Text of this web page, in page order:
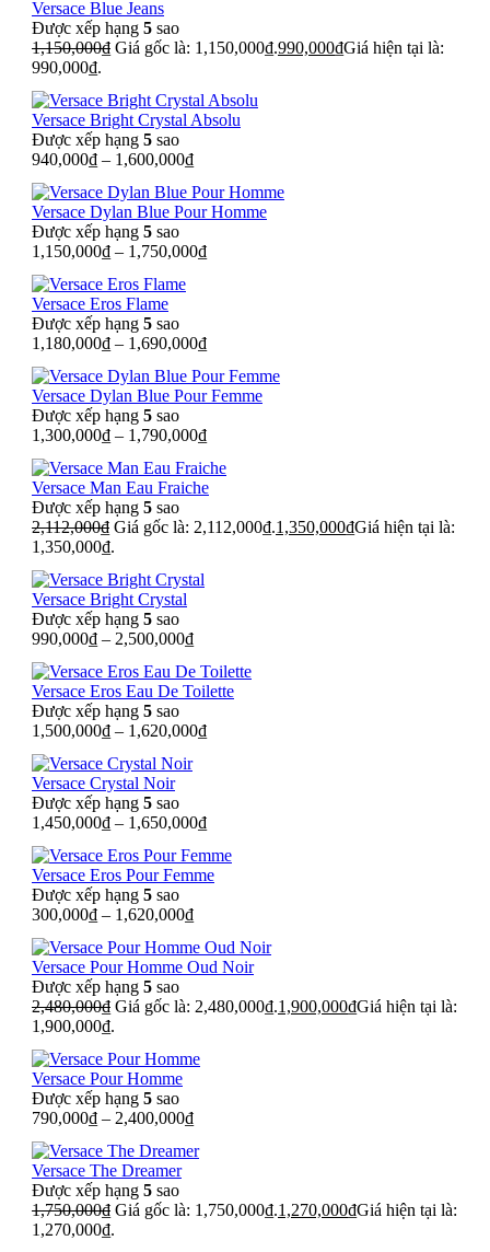
Versace Blue Jeans
Được xếp hạng 5 sao
1,150,000₫ Giá gốc là: 1,150,000₫.990,000₫Giá hiện tại là:
990,000₫.
Versace Bright Crystal Absolu
Được xếp hạng 5 sao
940,000₫ – 1,600,000₫
Versace Dylan Blue Pour Homme
Được xếp hạng 5 sao
1,150,000₫ – 1,750,000₫
Versace Eros Flame
Được xếp hạng 5 sao
1,180,000₫ – 1,690,000₫
Versace Dylan Blue Pour Femme
Được xếp hạng 5 sao
1,300,000₫ – 1,790,000₫
Versace Man Eau Fraiche
Được xếp hạng 5 sao
2,112,000₫ Giá gốc là: 2,112,000₫.1,350,000₫Giá hiện tại là:
1,350,000₫.
Versace Bright Crystal
Được xếp hạng 5 sao
990,000₫ – 2,500,000₫
Versace Eros Eau De Toilette
Được xếp hạng 5 sao
1,500,000₫ – 1,620,000₫
Versace Crystal Noir
Được xếp hạng 5 sao
1,450,000₫ – 1,650,000₫
Versace Eros Pour Femme
Được xếp hạng 5 sao
300,000₫ – 1,620,000₫
Versace Pour Homme Oud Noir
Được xếp hạng 5 sao
2,480,000₫ Giá gốc là: 2,480,000₫.1,900,000₫Giá hiện tại là:
1,900,000₫.
Versace Pour Homme
Được xếp hạng 5 sao
790,000₫ – 2,400,000₫
Versace The Dreamer
Được xếp hạng 5 sao
1,750,000₫ Giá gốc là: 1,750,000₫.1,270,000₫Giá hiện tại là:
1,270,000₫.